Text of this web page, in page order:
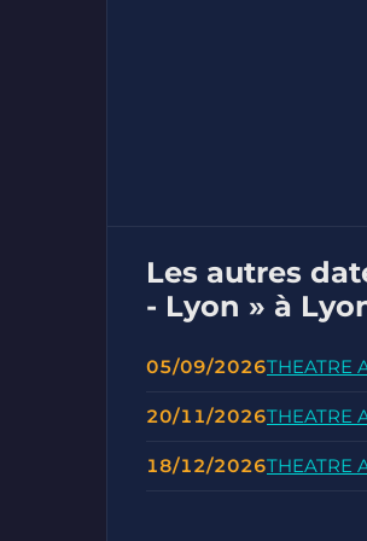
Les autres
- Lyon » à
05/09/2026THEATRE
20/11/2026THEATRE
18/12/2026THEATRE